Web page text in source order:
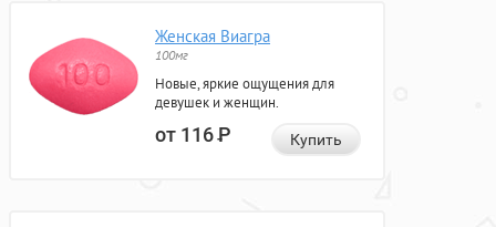
Женская Виагра
100мг
Новые, яркие ощущения для
девушек и женщин.
от 116Р Купить